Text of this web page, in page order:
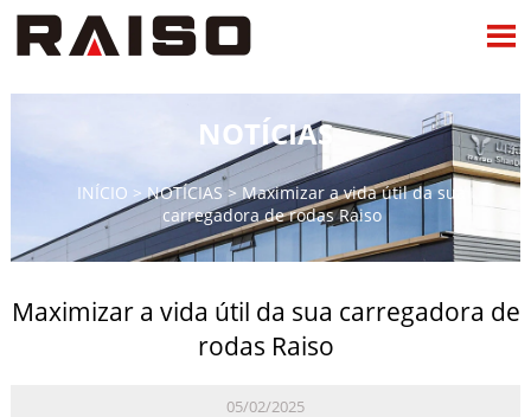

NOTÍCIAS
INÍCIO >NOTÍCIAS>Maximizar a vida útil da sua
carregadora de rodas Raiso
Maximizar a vida útil da sua carregadora de
rodas Raiso
05/02/2025